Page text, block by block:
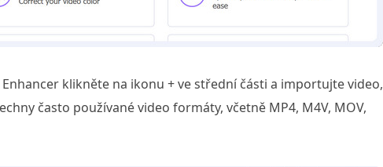
klikněte na ikonu + ve střední části a importujte video,
často používané video formáty, včetně MP4, M4V, MOV,